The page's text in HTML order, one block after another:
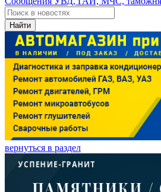
Найти
вернуться в раздел